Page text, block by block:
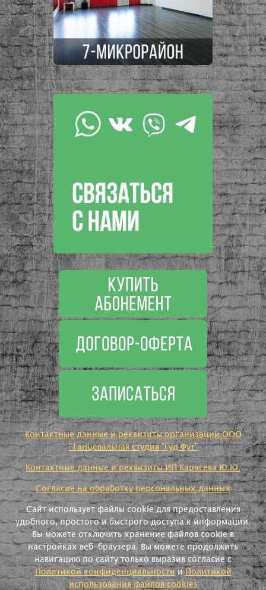
Контактные данные и реквизиты организации ООО
"Танцевальная студия "Гуд Фут"
Контактные данные и реквизиты ИП Карасева Ю.Ю.
Согласие на обработку персональных данных
Сайт использует файлы cookie для предоставления
удобного, простого и быстрого доступа к информации.
Вы можете отключить хранение файлов cookie в
настройках веб-браузера. Вы можете продолжить
навигацию по сайту только выразив согласие с
Политикой конфиденциальности и Политикой
использования файлов cookies